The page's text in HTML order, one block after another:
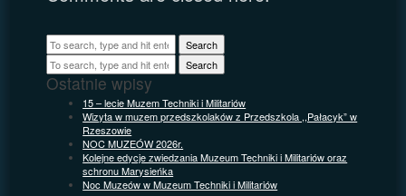
Search
Search
Ostatnie wpisy
15 – lecie Muzem Techniki i Militariów
Wizyta w muzem przedszkolaków z Przedszkola ,,Pałacyk” w
Rzeszowie
NOC MUZEÓW 2026r.
Kolejne edycje zwiedzania Muzeum Techniki i Militariów oraz
schronu Marysieńka
Noc Muzeów w Muzeum Techniki i Militariów